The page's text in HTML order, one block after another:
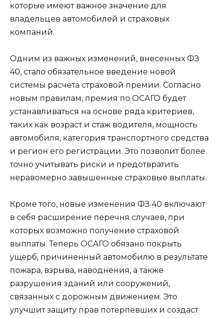
которые имеют важное значение для
владельцев автомобилей и страховых
компаний.
Одним из важных изменений, внесенных ФЗ
40, стало обязательное введение новой
системы расчета страховой премии. Согласно
новым правилам, премия по ОСАГО будет
устанавливаться на основе ряда критериев,
таких как возраст и стаж водителя, мощность
автомобиля, категория транспортного средства
и регион его регистрации. Это позволит более
точно учитывать риски и предотвратить
неравомерно завышенные страховые выплаты.
Кроме того, новые изменения ФЗ 40 включают
в себя расширение перечня случаев, при
которых возможно получение страховой
выплаты. Теперь ОСАГО обязано покрыть
ущерб, причиненный автомобилю в результате
пожара, взрыва, наводнения, а также
разрушения зданий или сооружений,
связанных с дорожным движением. Это
улучшит защиту прав потерпевших и создаст